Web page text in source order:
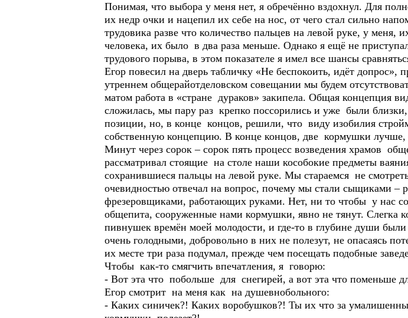
Понимая, что выбора у меня нет, я обречённо вздохнул. Для
их недр очки и нацепил их себе на нос, от чего стал сильно
трудовика разве что количество пальцев на левой руке, у
человека, их было в два раза меньше. Однако я ещё не
трудового порыва, в этом показателе я имел все шансы
Егор повесил на дверь табличку «Не беспокоить, идёт допрос»,
утреннем общерайотделовском совещании мы будем
матом работа в «стране дураков» закипела. Общая концепция
сложилась, мы пару раз крепко поссорились и уже были
позиции, но, в конце концов, решили, что виду изобилия
собственную концепцию. В конце концов, две кормушки
Минут через сорок – сорок пять процесс возведения храмов
рассматривал стоящие на столе наши кособокие предметы
сохранившиеся пальцы на левой руке. Мы стараемся не
очевидностью отвечал на вопрос, почему мы стали сыщиками
фрезеровщиками, работающих руками. Нет, ни то чтобы у нас
общепита, сооруженные нами кормушки, явно не тянут. Слегка
пивнушек времён моей молодости, и где-то в глубине души
очень голодными, добровольно в них не полезут, не опасаясь
их месте три раза подумал, прежде чем посещать подобные
Чтобы как-то смягчить впечатления, я говорю:
- Вот эта что побольше для снегирей, а вот эта что поменьше
Егор смотрит на меня как на душевнобольного:
- Каких синичек?! Каких воробушков?! Ты их что за